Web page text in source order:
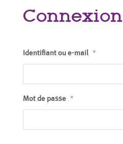
Connexion
Identifiant ou e-mail *
Mot de passe *